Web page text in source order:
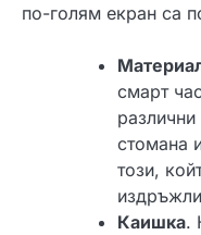
по-голям екран са
смарт
стомана
този,
Каишка.